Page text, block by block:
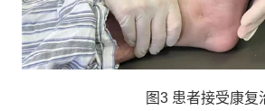
图3 患者接受康复